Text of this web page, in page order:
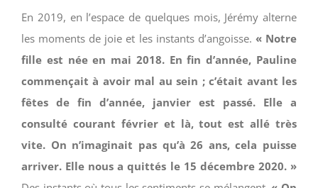
En 2019, en l’espace de quelques mois, Jérémy alterne
les moments de joie et les instants d’angoisse. « Notre
fille est née en mai 2018. En fin d’année, Pauline
commençait à avoir mal au sein ; c’était avant les
fêtes de fin d’année, janvier est passé. Elle a
consulté courant février et là, tout est allé très
vite. On n’imaginait pas qu’à 26 ans, cela puisse
arriver. Elle nous a quittés le 15 décembre 2020. »